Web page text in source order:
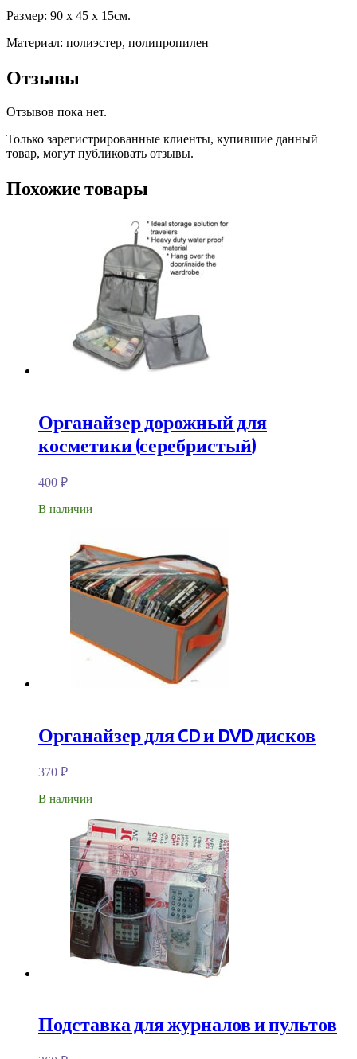
Размер: 90 x 45 x 15см.
Материал: полиэстер, полипропилен
Отзывы
Отзывов пока нет.
Только зарегистрированные клиенты, купившие данный
товар, могут публиковать отзывы.
Похожие товары
Органайзер дорожный для
косметики (серебристый)
400 ₽
В наличии
Органайзер для CD и DVD дисков
370 ₽
В наличии
Подставка для журналов и пультов